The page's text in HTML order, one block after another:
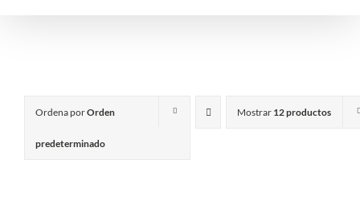
Ordena porOrden
predeterminado
Mostrar 12 productos